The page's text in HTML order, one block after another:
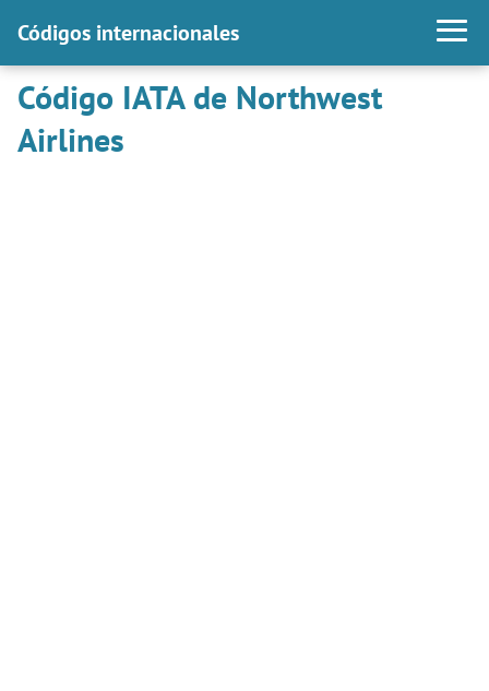
Códigos internacionales
Código IATA de Northwest
Airlines